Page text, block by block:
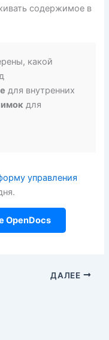
содержимое в
какой
для внутренних
для
управления
OpenDocs
ДАЛЕЕ